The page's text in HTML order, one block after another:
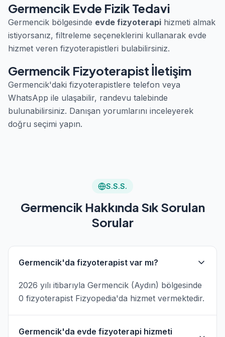
Germencik Evde Fizik Tedavi
Germencik bölgesinde evde fizyoterapi hizmeti almak
istiyorsanız, filtreleme seçeneklerini kullanarak evde
hizmet veren fizyoterapistleri bulabilirsiniz.
Germencik Fizyoterapist İletişim
Germencik'daki fizyoterapistlere telefon veya
WhatsApp ile ulaşabilir, randevu talebinde
bulunabilirsiniz. Danışan yorumlarını inceleyerek
doğru seçimi yapın.
S.S.S.
Germencik Hakkında Sık Sorulan
Sorular
Germencik'da fizyoterapist var mı?
2026 yılı itibarıyla Germencik (Aydın) bölgesinde
0 fizyoterapist Fizyopedia'da hizmet vermektedir.
Germencik'da evde fizyoterapi hizmeti